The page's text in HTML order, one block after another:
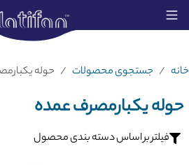
خانه جستجوی محصولات حوله
حوله یکبارمصرف عمده
فیلتر بر اساس دسته بندی محصول